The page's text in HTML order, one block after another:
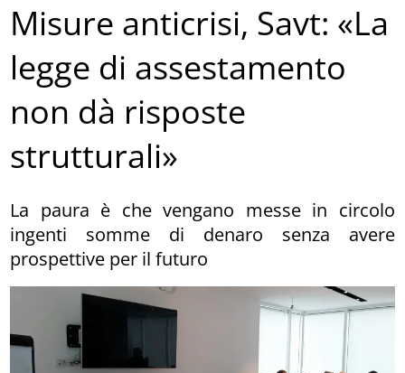
Misure anticrisi, Savt: «La
legge di assestamento
non dà risposte
strutturali»
La paura è che vengano messe in circolo
ingenti somme di denaro senza avere
prospettive per il futuro